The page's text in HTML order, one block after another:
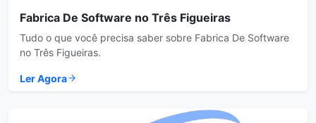
Fabrica De Software no Três Figueiras
Tudo o que você precisa saber sobre Fabrica De Software
no Três Figueiras.
Ler Agora